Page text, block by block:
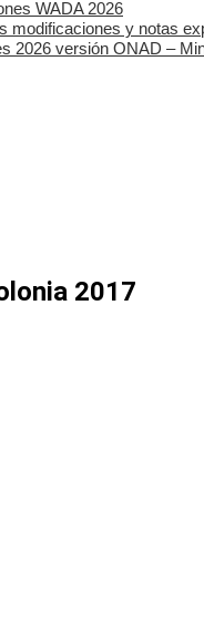
WADA 2026
modificaciones y notas
2026 versión ONAD –
2017